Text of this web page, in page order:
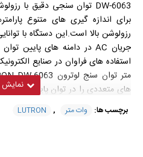
برای اندازه گیری های متنوع
رزولوشن بالا است.این دستگاه با
استفاده های فراوان در صنایع
اندازه گیری و محاسباتی دامنه ها
تمایل بر روی کارت حافظه ذخیره و به
برچسب ها: وات متر ,
LUTRON